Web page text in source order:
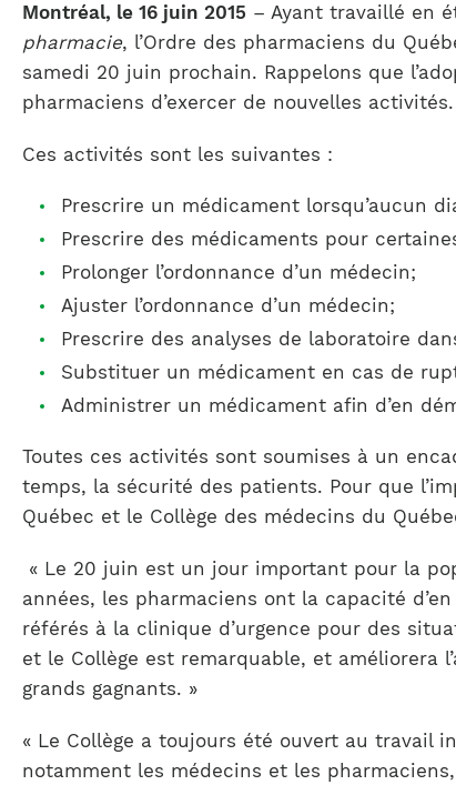
Montréal, le 16 juin 2015 – Ayant travaillé en
pharmacie, l’Ordre des pharmaciens du
samedi 20 juin prochain. Rappelons que
pharmaciens d’exercer de nouvelles activités.
Ces activités sont les suivantes :
Prescrire un médicament lorsqu’aucun
Prescrire des médicaments pour
Prolonger l’ordonnance d’un médecin;
Ajuster l’ordonnance d’un médecin;
Prescrire des analyses de laboratoire
Substituer un médicament en cas de
Administrer un médicament afin d’en
Toutes ces activités sont soumises à un
temps, la sécurité des patients. Pour que
Québec et le Collège des médecins du
« Le 20 juin est un jour important pour la
années, les pharmaciens ont la capacité
référés à la clinique d’urgence pour des
et le Collège est remarquable, et
grands gagnants. »
« Le Collège a toujours été ouvert au travail
notamment les médecins et les